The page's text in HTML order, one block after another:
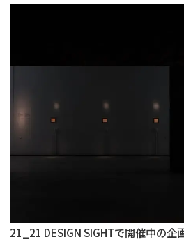
21_21 DESIGN SIGHTで開催中の企